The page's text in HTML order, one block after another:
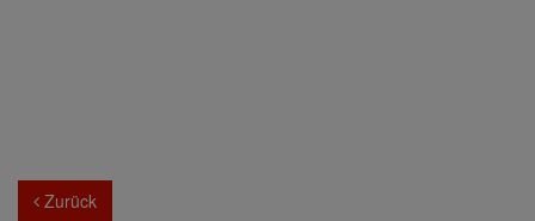
Zurück